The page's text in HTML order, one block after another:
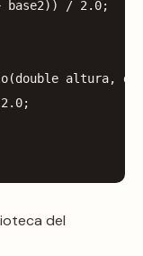
base2)) / 2.0;
(double altura,
2.0;
del